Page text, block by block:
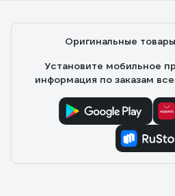
В закрытом положении замка
Цена 238 рублей.
Оригинальные
Установите мобильное
информация по заказам